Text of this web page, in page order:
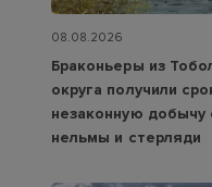
08.08.2026
Браконьеры из
округа получили
незаконную добычу
нельмы и стерляди